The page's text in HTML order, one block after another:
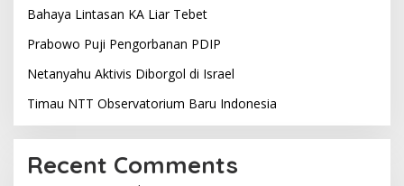
Bahaya Lintasan KA Liar Tebet
Prabowo Puji Pengorbanan PDIP
Netanyahu Aktivis Diborgol di Israel
Timau NTT Observatorium Baru Indonesia
Recent Comments